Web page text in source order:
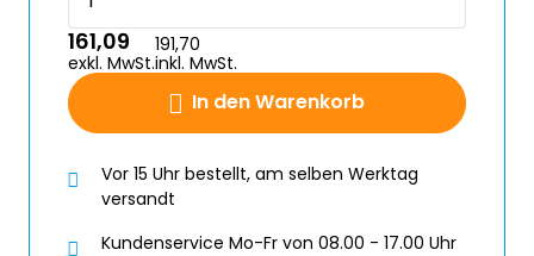
In den Warenkorb
161,09
exkl. MwSt.
191,70
inkl. MwSt.
Vor 15 Uhr bestellt, am selben Werktag
versandt
Kundenservice Mo-Fr von 08.00 - 17.00 Uhr